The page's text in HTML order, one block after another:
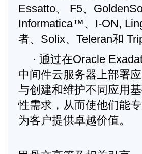
Essatto、 F5、
Informatica™、I-ON,
者、Solix、Teleran和
· 通过在Oracle
中间件云服务器上部署
与创建和维护不同应用
性需求，从而使他们能
为客户提供卓越价值。